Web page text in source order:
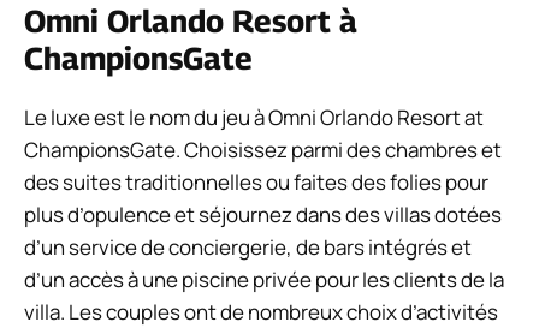
Omni Orlando Resort à
ChampionsGate
Le luxe est le nom du jeu à Omni Orlando Resort at
ChampionsGate. Choisissez parmi des chambres et
des suites traditionnelles ou faites des folies pour
plus d’opulence et séjournez dans des villas dotées
d’un service de conciergerie, de bars intégrés et
d’un accès à une piscine privée pour les clients de la
villa. Les couples ont de nombreux choix d’activités